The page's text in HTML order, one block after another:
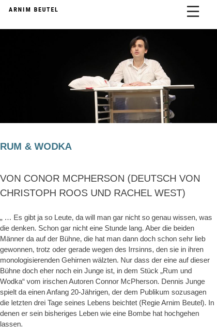
ARNIM BEUTEL
AUTOR:
RUM & WODKA
VON CONOR MCPHERSON (DEUTSCH VON
CHRISTOPH ROOS UND RACHEL WEST)
„ … Es gibt ja so Leute, da will man gar nicht so genau wissen, was
die denken. Schon gar nicht eine Stunde lang. Aber die beiden
Männer da auf der Bühne, die hat man dann doch schon sehr lieb
gewonnen, trotz oder gerade wegen des Irrsinns, den sie in ihren
monologisierenden Gehirnen wälzten. Nur dass der eine auf dieser
Bühne doch eher noch ein Junge ist, in dem Stück „Rum und
Wodka“ vom irischen Autoren Connor McPherson. Dennis Junge
spielt da einen Anfang 20-Jährigen, der dem Publikum sozusagen
die letzten drei Tage seines Lebens beichtet (Regie Arnim Beutel). In
denen er sein bisheriges Leben wie eine Bombe hat hochgehen
lassen.